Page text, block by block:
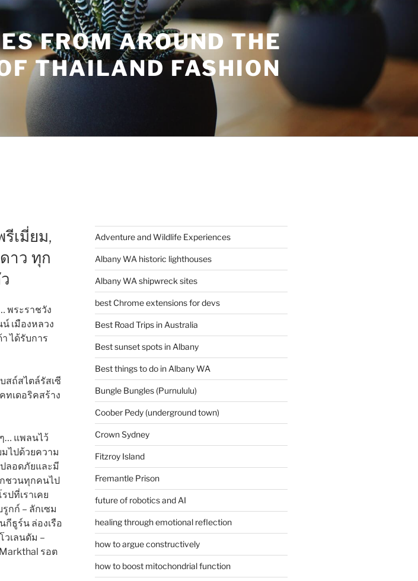
FROM AROUND THE
THAILAND FASHION
เมี่ยม,
าว ทุก
พระราชวัง
เมืองหลวง
ได้รับการ
สถ์สไตล์รัสเซี
ทเดอริคสร้าง
… แพลนไว้
ไปด้วยความ
ปลอดภัยและมี
ชวนทุกคนไป
ปที่เราเคย
กก์ – ลักเซม
กีธูร์น ล่องเรือ
เลนดัม –
รอต
Adventure and Wildlife Experiences
Albany WA historic lighthouses
Albany WA shipwreck sites
best Chrome extensions for devs
Best Road Trips in Australia
Best sunset spots in Albany
Best things to do in Albany WA
Bungle Bungles (Purnululu)
Coober Pedy (underground town)
Crown Sydney
Fitzroy Island
Fremantle Prison
future of robotics and AI
healing through emotional reflection
how to argue constructively
how to boost mitochondrial function